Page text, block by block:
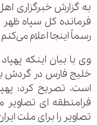
به گزارش خبرگزاری
فرمانده کل سپاه
رسماً اینجا اعلام
خلیج فارس در گردش
است، تصریح کرد:
فرامنطقه ای تصاویر
تصاویر را برای ملت